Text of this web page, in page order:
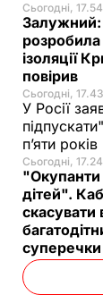
Сьогодні, 17.54
Залужний:
розробила
ізоляції
повірив
Сьогодні, 17.43
У Росії
п’яти років
Сьогодні, 17.24
"Окупанти
дітей".
скасувати
суперечки